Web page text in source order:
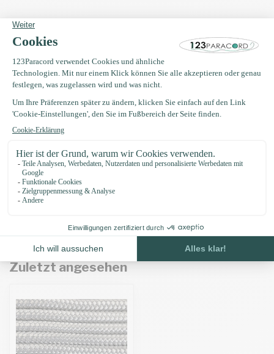
Oft zusammen gekauft mit
Buckle 15MM Kunststoff
Auf Lager
EM Keramik 50 gramm (35
Stücke)
Paracord nadel 8,5CM Typ II
Zuletzt angesehen